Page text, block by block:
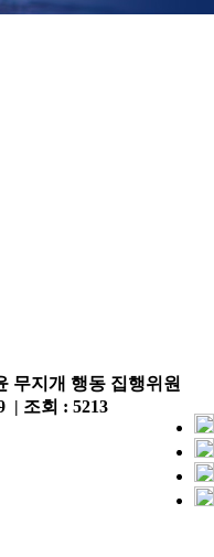
무지개 행동 집행위원
| 조회 : 5213